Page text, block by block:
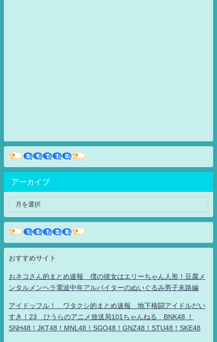
アーカイブ
おすすめサイト
おネコさん的まとめ速報 僕の彼女はエリーちゃん人形！豆腐メ
ンタルメンヘラ電波中年アルバイターのぬいぐるみ男子末路編
アイドッフル！ ワタクシ的まとめ速報 地下格闘アイドルだい
すき！23 ひうらのアニメ放送局101ちゃんねる BNK48 ！
SNH48！JKT48！MNL48！SGO48！GNZ48！STU48！SKE48